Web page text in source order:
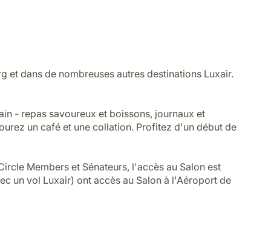
dans de nombreuses autres destinations Luxair.
- repas savoureux et boissons, journaux et
un café et une collation. Profitez d'un début de
Members et Sénateurs, l'accès au Salon est
un vol Luxair) ont accès au Salon à l'Aéroport de